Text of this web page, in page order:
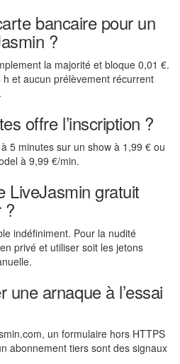
bancaire pour un
?
la majorité et bloque 0,01 €.
et aucun prélèvement récurrent
offre l’inscription ?
5 minutes sur un show à 1,99 € ou
à 9,99 €/min.
LiveJasmin gratuit
?
indéfiniment. Pour la nudité
privé et utiliser soit les jetons
arnaque à l’essai
un formulaire hors HTTPS
abonnement tiers sont des signaux